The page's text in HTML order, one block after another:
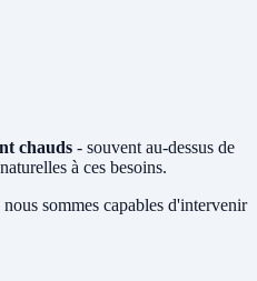
chauds - souvent au-dessus de
à ces besoins.
nous sommes capables d'intervenir